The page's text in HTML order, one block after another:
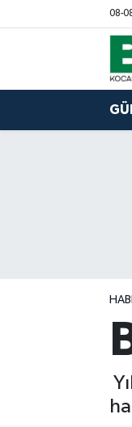
08-
Kocaeli
Kocaeli Hava